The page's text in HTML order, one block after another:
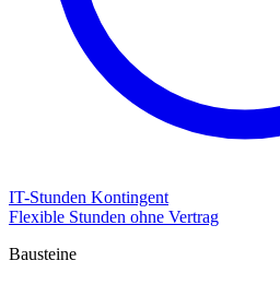
IT-Stunden Kontingent
Flexible Stunden ohne Vertrag
Bausteine